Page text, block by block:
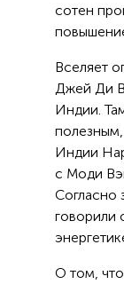
сотен
Вселяет
Джей Ди
Индии.
Индии
с Моди
Согласно
говорили
О том,